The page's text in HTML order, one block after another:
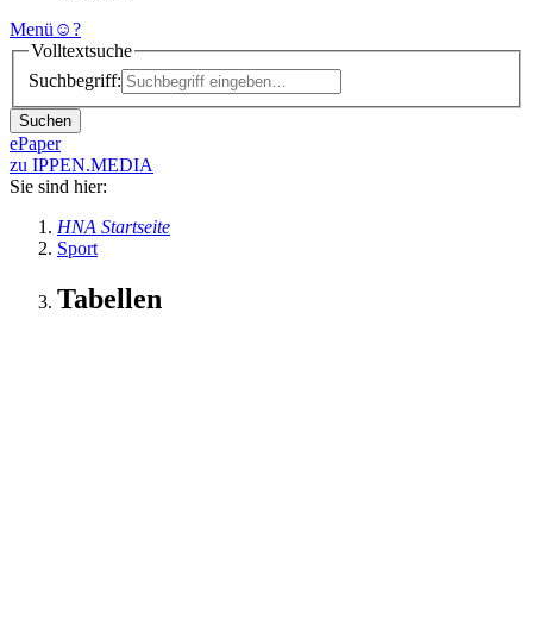
Menü ☺?
Volltextsuche
Suchbegriff:
Suchen
ePaper
zu IPPEN.MEDIA
Sie sind hier:
HNA Startseite
Sport
Tabellen